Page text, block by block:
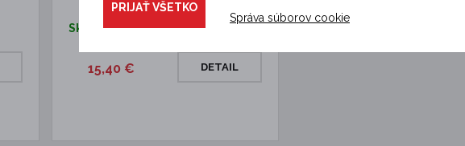
Skladom
15,40 € DETAIL
PRIJAŤ VŠETKO
Správa súborov cookie